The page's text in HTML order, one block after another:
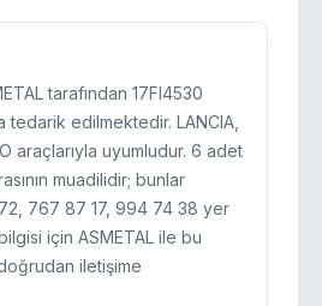
tarafından 17FI4530
tedarik edilmektedir. LANCIA,
araçlarıyla uyumludur. 6 adet
muadilidir; bunlar
767 87 17, 994 74 38 yer
için ASMETAL ile bu
iletişime